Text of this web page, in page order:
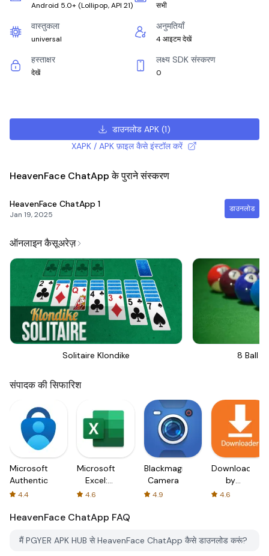
Android 5.0+ (Lollipop, API 21) सभी
वास्तुकला
universal
अनुमतियाँ
4 आइटम देखें
हस्ताक्षर
देखें
लक्ष्य SDK संस्करण
0
डाउनलोड APK (1)
XAPK / APK फ़ाइल कैसे इंस्टॉल करें
HeavenFace ChatApp के पुराने संस्करण
HeavenFace ChatApp 1
Jan 19, 2025
डाउनलोड
ऑनलाइन कैसूअरेज़
Solitaire Klondike 8 Ball
संपादक की सिफारिश
Microsoft
Authenticator
4.4
Microsoft
Excel:
Spreadsheets
4.6
Blackmagic
Camera
4.9
Downloader
by
AFTVnews
4.6
HeavenFace ChatApp FAQ
मैं PGYER APK HUB से HeavenFace ChatApp कैसे डाउनलोड करूं?